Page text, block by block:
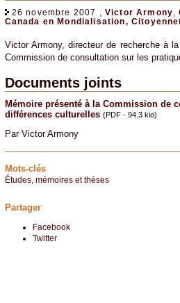
26 novembre 2007 , Victor Armony ,
Canada en Mondialisation,
Victor Armony, directeur de recherche à
Commission de consultation sur les
Documents joints
Mémoire présenté à la Commission de
différences culturelles (PDF - 94.3 kio)
Par Victor Armony
Mots-clés
Études, mémoires et thèses
Partager
Facebook
Twitter